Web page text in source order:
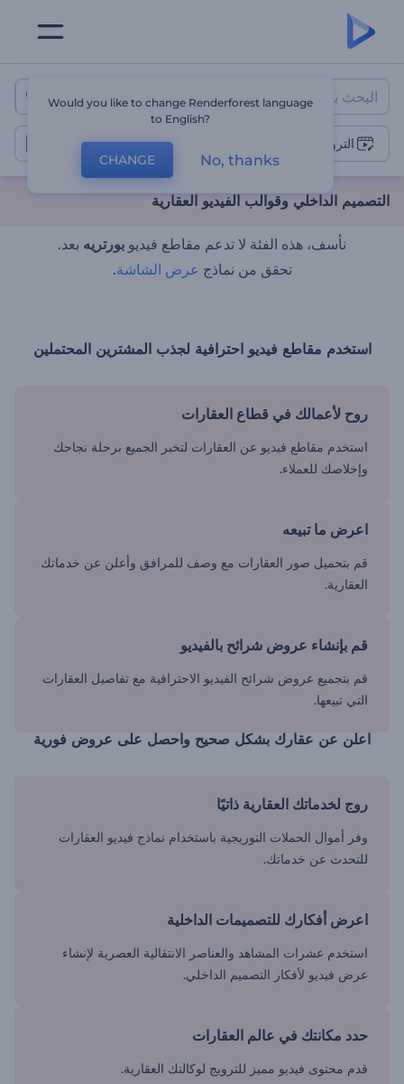
التصميم الداخلي وقوالب الفيديو
الترويج العقاري
التصميم الداخلي وقوالب الفيديو العقارية
نأسف، هذه الفئة لا تدعم مقاطع فيديو بورتريه بعد.
تحقق من نماذج عرض الشاشة.
استخدم مقاطع فيديو احترافية لجذب المشترين المحتملين
روح لأعمالك في قطاع العقارات
استخدم مقاطع فيديو عن العقارات لتخبر الجميع برحلة نجاحك
وإخلاصك للعملاء.
اعرض ما تبيعه
قم بتحميل صور العقارات مع وصف للمرافق وأعلن عن خدماتك
العقارية.
قم بإنشاء عروض شرائح بالفيديو
قم بتجميع عروض شرائح الفيديو الاحترافية مع تفاصيل العقارات
التي تبيعها.
اعلن عن عقارك بشكل صحيح واحصل على عروض فورية
روج لخدماتك العقارية ذاتيًا
وفر أموال الحملات التوريجية باستخدام نماذج فيديو العقارات
للتحدث عن خدماتك.
اعرض أفكارك للتصميمات الداخلية
استخدم عشرات المشاهد والعناصر الانتقالية العصرية لإنشاء
عرض فيديو لأفكار التصميم الداخلي.
حدد مكانتك في عالم العقارات
قدم محتوى فيديو مميز للترويج لوكالتك العقارية.
Would you like to change Renderforest language
to English?
CHANGE No, thanks